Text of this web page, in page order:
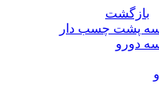
بازگشت
پشت چسب دار
دورو